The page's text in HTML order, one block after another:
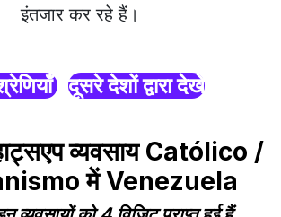
इंतजार कर रहे हैं।
दूसरे देशों द्वारा देखें
व्यवसाय Católico /
में Venezuela